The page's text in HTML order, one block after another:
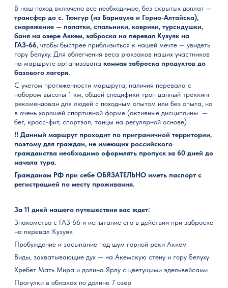
В наш поход включено все необходимое, без скрытых доплат —
трансфер до с. Тюнгур (из Барнаула и Горно-Алтайска),
снаряжение — палатки, спальники, коврики, турсидушки,
баня на озере Аккем, заброска на перевал Кузуяк на
ГАЗ-66, чтобы быстрее приблизиться к нашей мечте — увидеть
гору Белуху. Для облегчения веса рюкзаков наших участников
на маршруте организована конная заброска продуктов до
базового лагеря.
С учетом протяженности маршрута, наличия перевала с
набором высоты 1 км, общей специфики троп данный треккинг
рекомендован для людей с походным опытом или без опыта, но
в очень хорошей спортивной форме (активные дисциплины —
бег, кросс-фит, спортзал, танцы на регулярной основе)
!! Данный маршрут проходит по приграничной территории,
поэтому для граждан, не имеющих российского
гражданства необходимо оформлять пропуск за 60 дней до
начала тура.
Гражданам РФ при себе ОБЯЗАТЕЛЬНО иметь паспорт с
регистрацией по месту проживания.
За 11 дней нашего путешествия вас ждет:
Знакомство с ГАЗ 66 и испытание его в действии при заброске
на перевал Кузуяк
Пробуждение и засыпание под шум горной реки Аккем
Виды, захватывающие дух — на Акемскую стену и гору Белуху
Хребет Мать Мира и долина Ярлу с цветущими эдельвейсами
Прогулки в облаках по долине 7 озер